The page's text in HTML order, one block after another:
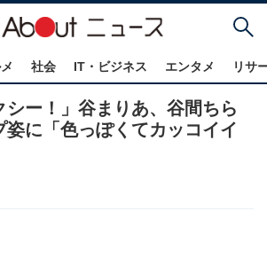
社会 IT・ビジネス エンタメ リサ
シー！」谷まりあ、谷間ちら
姿に「色っぽくてカッコイイ